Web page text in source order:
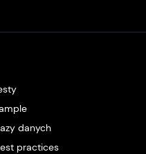
danych
practices